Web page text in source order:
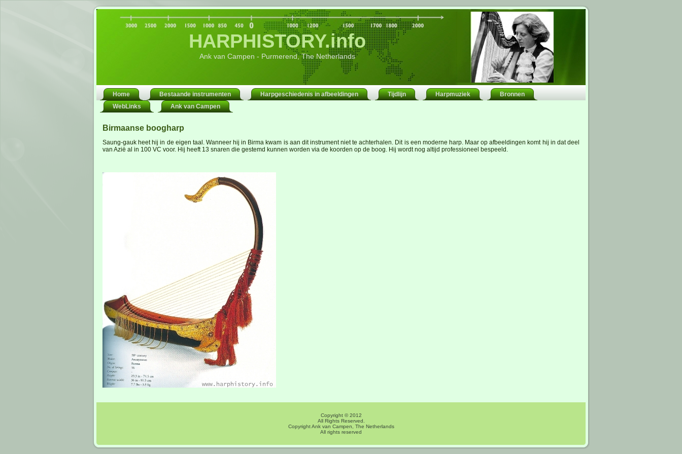
HARPHISTORY.info
Ank van Campen - Purmerend, The Netherlands
Home Bestaande instrumenten Harpgeschiedenis in afbeeldingen Tijdlijn Harpmuziek
Bronnen
WebLinks
Ank van Campen
Birmaanse boogharp
Saung-gauk heet hij in de eigen taal. Wanneer hij in Birma kwam is aan dit instrument niet te achterhalen. Dit is een moderne harp. Maar op afbeeldingen komt hij in dat deel
van Azië al in 100 VC voor. Hij heeft 13 snaren die gestemd kunnen worden via de koorden op de boog. Hij wordt nog altijd professioneel bespeeld.
Copyright © 2012
All Rights Reserved.
Copyright Ank van Campen, The Netherlands
All rights reserved